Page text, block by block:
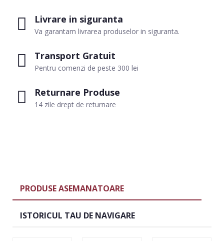
Livrare in siguranta
Va garantam livrarea produselor in siguranta.
Transport Gratuit
Pentru comenzi de peste 300 lei
Returnare Produse
14 zile drept de returnare
PRODUSE ASEMANATOARE
ISTORICUL TAU DE NAVIGARE